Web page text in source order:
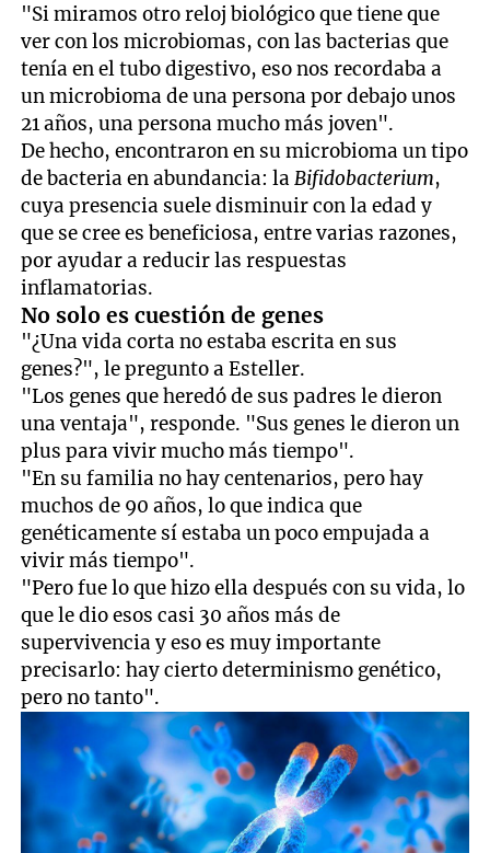
"Si miramos otro reloj biológico que tiene que
ver con los microbiomas, con las bacterias que
tenía en el tubo digestivo, eso nos recordaba a
un microbioma de una persona por debajo unos
21 años, una persona mucho más joven".
De hecho, encontraron en su microbioma un tipo
de bacteria en abundancia: laBifidobacterium,
cuya presencia suele disminuir con la edad y
que se cree es beneficiosa, entre varias razones,
por ayudar a reducir las respuestas
inflamatorias.
No solo es cuestión de genes
"¿Una vida corta no estaba escrita en sus
genes?", le pregunto a Esteller.
"Los genes que heredó de sus padres le dieron
una ventaja", responde. "Sus genes le dieron un
plus para vivir mucho más tiempo".
"En su familia no hay centenarios, pero hay
muchos de 90 años, lo que indica que
genéticamente sí estaba un poco empujada a
vivir más tiempo".
"Pero fue lo que hizo ella después con su vida, lo
que le dio esos casi 30 años más de
supervivencia y eso es muy importante
precisarlo: hay cierto determinismo genético,
pero no tanto".